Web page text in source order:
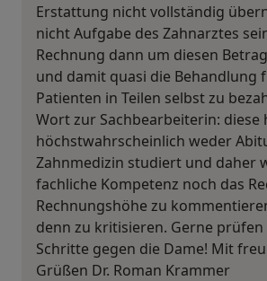
Erstattung nicht vollständig
nicht Aufgabe des Zahnarztes
Rechnung dann um diesen
und damit quasi die Behandlung
Patienten in Teilen selbst zu
Wort zur Sachbearbeiterin: diese
höchstwahrscheinlich weder
Zahnmedizin studiert und daher
fachliche Kompetenz noch das
Rechnungshöhe zu
denn zu kritisieren. Gerne
Schritte gegen die Dame! Mit
Grüßen Dr. Roman Krammer